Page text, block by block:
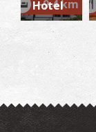
~9.4 km
Hotel